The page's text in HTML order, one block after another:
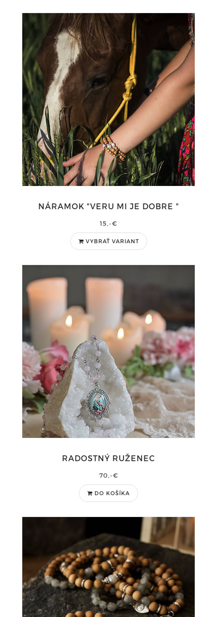
NÁRAMOK "VERU MI JE DOBRE "
15,-€
VYBRAŤ VARIANT
RADOSTNÝ RUŽENEC
70,-€
DO KOŠÍKA